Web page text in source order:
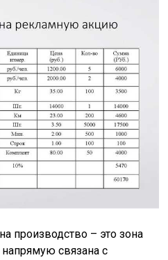
производство – это зона
напрямую связана с